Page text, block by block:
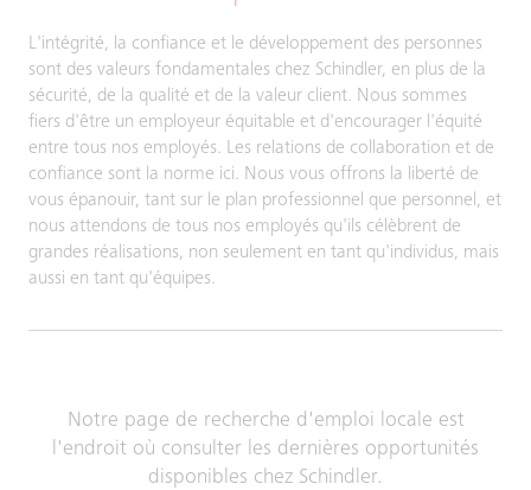
L'intégrité, la confiance et le développement des personnes
sont des valeurs fondamentales chez Schindler, en plus de la
sécurité, de la qualité et de la valeur client. Nous sommes
fiers d'être un employeur équitable et d'encourager l'équité
entre tous nos employés. Les relations de collaboration et de
confiance sont la norme ici. Nous vous offrons la liberté de
vous épanouir, tant sur le plan professionnel que personnel, et
nous attendons de tous nos employés qu'ils célèbrent de
grandes réalisations, non seulement en tant qu'individus, mais
aussi en tant qu'équipes.
Notre page de recherche d'emploi locale est
l'endroit où consulter les dernières opportunités
disponibles chez Schindler.